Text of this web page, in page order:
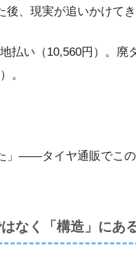
、現実が追いかけてき
払い（10,560円）。廃
。
」——タイヤ通販でこ
なく「構造」にあ